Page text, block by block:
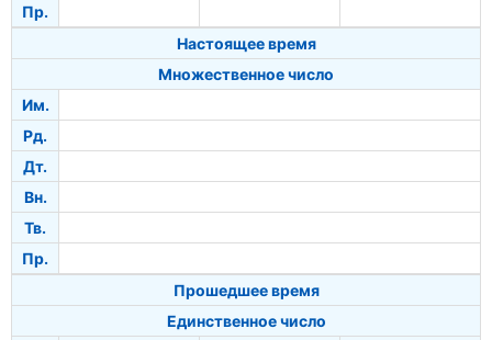
Пр.
Настоящее время
Множественное число
Им.
Рд.
Дт.
Вн.
Тв.
Пр.
Прошедшее время
Единственное число